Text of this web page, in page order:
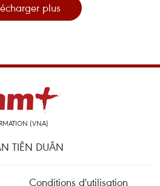
plus
(VNA)
TIÊN DUÂN
Conditions d'utilisation